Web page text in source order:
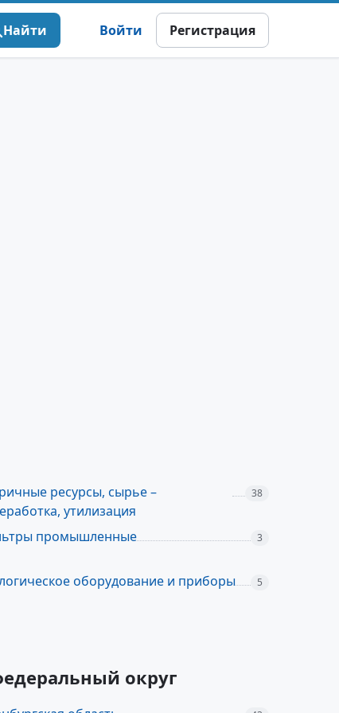
Найти Войти Регистрация
ресурсы, сырье –
утилизация
38
промышленные 3
оборудование и приборы 5
округ